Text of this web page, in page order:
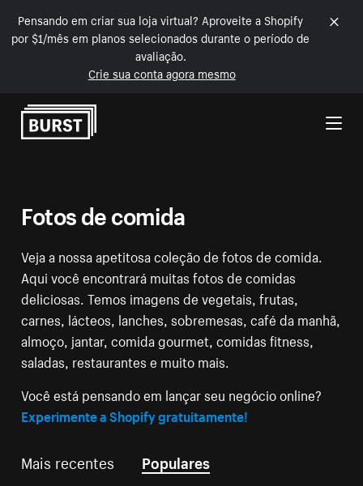
Pensando em criar sua loja virtual? Aproveite a Shopify
por $1/mês em planos selecionados durante o período de
avaliação.
Crie sua conta agora mesmo
Pular para o conteúdo
Fotos de comida
Veja a nossa apetitosa coleção de fotos de comida.
Aqui você encontrará muitas fotos de comidas
deliciosas. Temos imagens de vegetais, frutas,
carnes, lácteos, lanches, sobremesas, café da manhã,
almoço, jantar, comida gourmet, comidas fitness,
saladas, restaurantes e muito mais.
Você está pensando em lançar seu negócio online?
Experimente a Shopify gratuitamente!
Mais recentes Populares